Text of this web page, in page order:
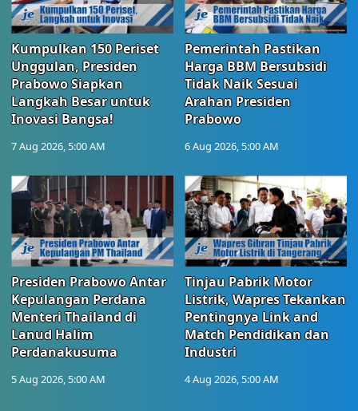
Kumpulkan 150 Periset
Unggulan, Presiden
Prabowo Siapkan
Langkah Besar untuk
Inovasi Bangsa!
7 Aug 2026, 5:00 AM
Pemerintah Pastikan
Harga BBM Bersubsidi
Tidak Naik Sesuai
Arahan Presiden
Prabowo
6 Aug 2026, 5:00 AM
Presiden Prabowo Antar
Kepulangan Perdana
Menteri Thailand di
Lanud Halim
Perdanakusuma
5 Aug 2026, 5:00 AM
Tinjau Pabrik Motor
Listrik, Wapres Tekankan
Pentingnya Link and
Match Pendidikan dan
Industri
4 Aug 2026, 5:00 AM